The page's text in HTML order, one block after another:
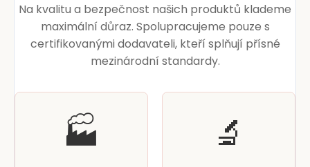
Na kvalitu a bezpečnost našich produktů klademe
maximální důraz. Spolupracujeme pouze s
certifikovanými dodavateli, kteří splňují přísné
mezinárodní standardy.
🏭 🔬